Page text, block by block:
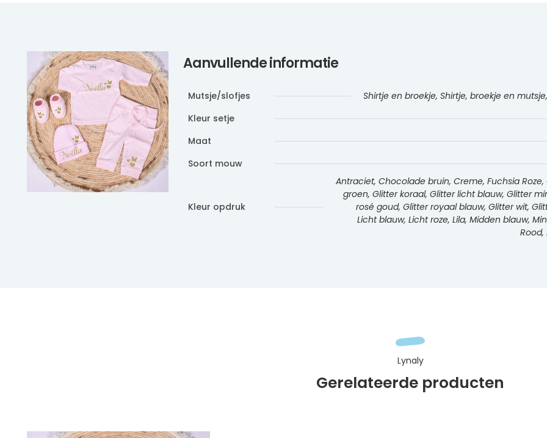
Aanvullende informatie
Mutsje/slofjes
Shirtje en broekje, Shirtje, broekje en
Kleur setje
Maat
Soort mouw
Kleur opdruk
Antraciet, Chocolade bruin, Creme, Fuchsia
groen, Glitter koraal, Glitter licht blauw, Glitter
rosé goud, Glitter royaal blauw, Glitter wit,
Licht blauw, Licht roze, Lila, Midden blauw,
Rood,
Gerelateerde producten
Lynaly